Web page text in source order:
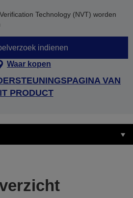
Technology (NVT) worden
indienen
Waar kopen
VAN
PRODUCT